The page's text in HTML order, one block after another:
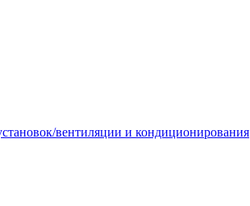
вентиляции и кондиционирования